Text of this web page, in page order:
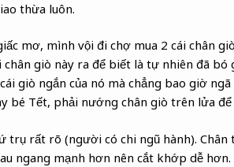
thừa luôn.
mơ, mình vội đi chợ mua 2 cái chân
chân giò này ra để biết là tự nhiên đã
giò ngắn của nó mà chẳng bao giờ
bé Tết, phải nướng chân giò trên lửa
trụ rất rõ (người có chi ngũ hành).
ngang mạnh hơn nên cắt khớp dễ